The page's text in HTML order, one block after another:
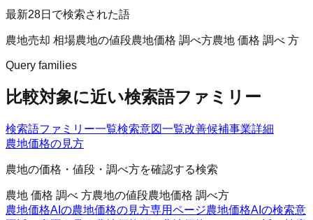
最新28日で検索された語
農地売却 相場農地の値段農地価格 調べ方農地 価格 調べ 方
Query families
比較対象に近い検索語ファミリー
検索語ファミリー一覧検索意図一覧改善候補事業詳細
農地価格の見方
農地の価格・値段・調べ方を確認する検索
農地 価格 調べ 方農地の値段農地価格 調べ方
農地価格AIの農地価格の見方専用ページ農地価格AIの検索意